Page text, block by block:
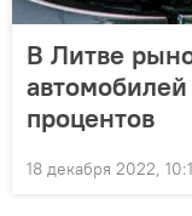
В Литве
автомобилей
процентов
18 декабря 2022,